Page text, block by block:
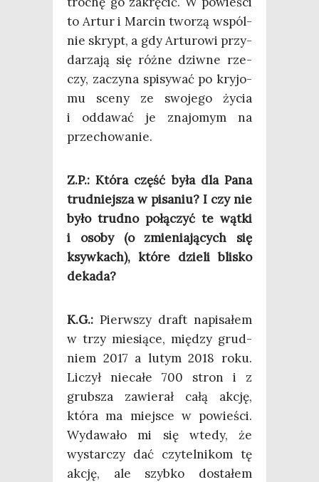
to Artur i Mar­cin two­rzą wspól­
nie skrypt, a gdy Artu­ro­wi przy­
da­rza­ją się róż­ne dziw­ne rze­
czy, zaczy­na spi­sy­wać po kry­jo­
mu sce­ny ze swo­je­go życia
i odda­wać je zna­jo­mym na
przechowanie.
Z.P.: Któ­ra część była dla Pana
trud­niej­sza w pisa­niu? I czy nie
było trud­no połą­czyć te wąt­ki
i oso­by (o zmie­nia­ją­cych się
ksyw­kach), któ­re dzie­li bli­sko
dekada?
K.G.: Pierw­szy draft napi­sa­łem
w trzy mie­sią­ce, mię­dzy grud­
niem 2017 a lutym 2018 roku.
Liczył nie­ca­łe 700 stron i z
grub­sza zawie­rał całą akcję,
któ­ra ma miej­sce w powie­ści.
Wyda­wa­ło mi się wte­dy, że
wystar­czy dać czy­tel­ni­kom tę
akcję, ale szyb­ko dosta­łem